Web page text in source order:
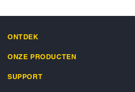
ONTDEK
ONZE PRODUCTEN
SUPPORT